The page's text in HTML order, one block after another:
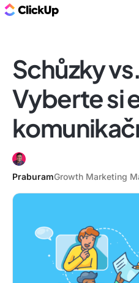
Schůzky
Vyberte si
PraburamGrowth Marketing